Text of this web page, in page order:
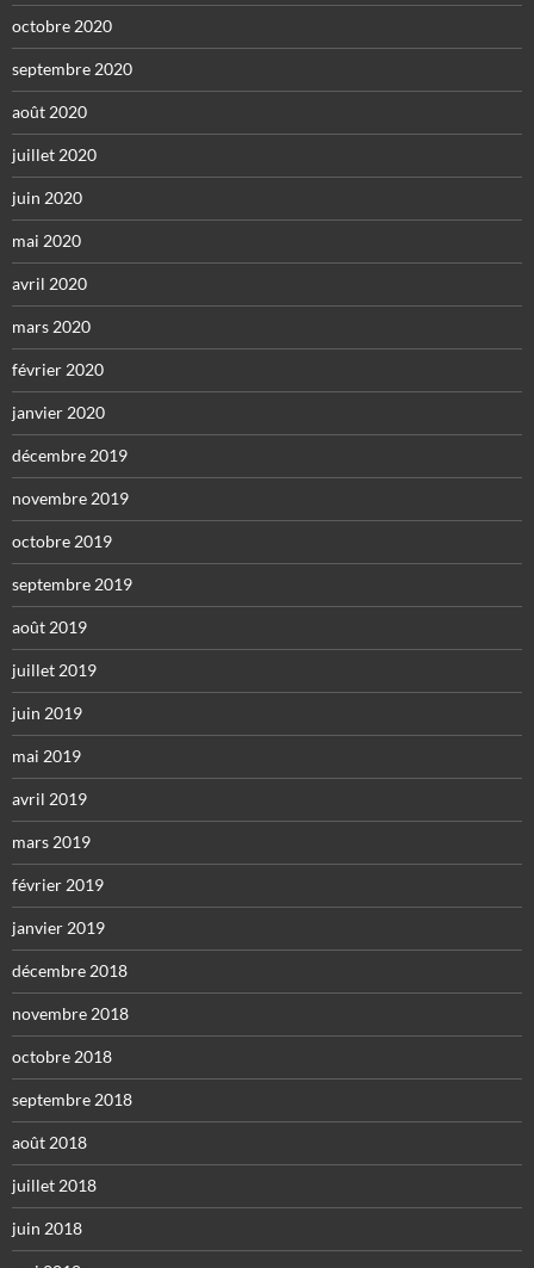
octobre 2020
septembre 2020
août 2020
juillet 2020
juin 2020
mai 2020
avril 2020
mars 2020
février 2020
janvier 2020
décembre 2019
novembre 2019
octobre 2019
septembre 2019
août 2019
juillet 2019
juin 2019
mai 2019
avril 2019
mars 2019
février 2019
janvier 2019
décembre 2018
novembre 2018
octobre 2018
septembre 2018
août 2018
juillet 2018
juin 2018